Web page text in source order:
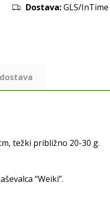
Dostava:GLS/InTime
težki približno 20-30 g.
“Weiki”.